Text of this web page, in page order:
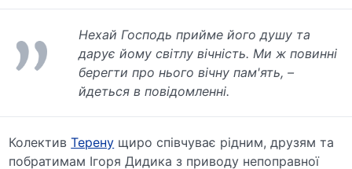
Нехай Господь прийме його душу та
дарує йому світлу вічність. Ми ж повинні
берегти про нього вічну пам'ять, –
йдеться в повідомленні.
КолективТерену щиро співчуває рідним, друзям та
побратимам Ігоря Дидика з приводу непоправної